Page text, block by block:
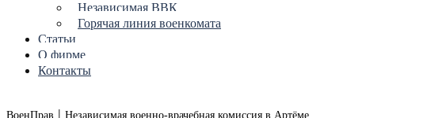
Независимая ВВК
Горячая линия военкомата
Статьи
О фирме
Контакты
ВоенПрав | Независимая военно-врачебная комиссия в Артёме